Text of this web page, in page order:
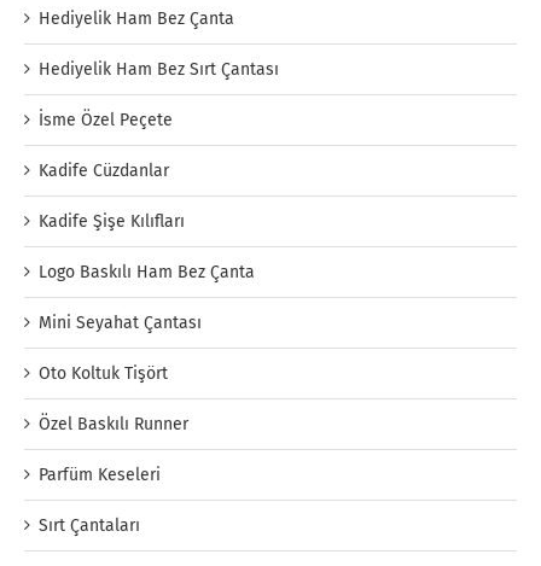
Hediyelik Ham Bez Çanta
Hediyelik Ham Bez Sırt Çantası
İsme Özel Peçete
Kadife Cüzdanlar
Kadife Şişe Kılıfları
Logo Baskılı Ham Bez Çanta
Mini Seyahat Çantası
Oto Koltuk Tişört
Özel Baskılı Runner
Parfüm Keseleri
Sırt Çantaları